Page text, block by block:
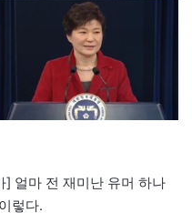
얼마 전 재미난 유머 하나
렇다.